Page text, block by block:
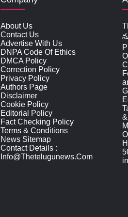
About Us
Contact Us
Advertise With Us
DNPA Code Of Ethics
DMCA Policy
Correction Policy
Privacy Policy
Authors Page
Disclaimer
Cookie Policy
Editorial Policy
Fact Checking Policy
Terms & Conditions
News Sitemap
Contact Details :
Info@thetelugunews.com